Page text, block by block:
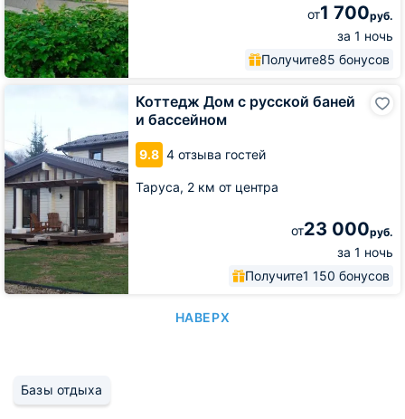
от1 700руб.
за 1 ночь
Получите85 бонусов
Коттедж Дом с русской баней
и бассейном
9.8 4 отзыва гостей
Таруса, 2 км от центра
от23 000руб.
за 1 ночь
Получите1 150 бонусов
русской
баней
и
бассейном
НАВЕРХ
Базы отдыха